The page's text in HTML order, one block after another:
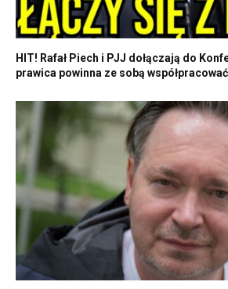
HIT! Rafał Piech i PJJ dołączają do
prawica powinna ze sobą